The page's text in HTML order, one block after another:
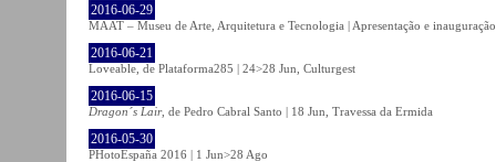
2016-06-29
MAAT – Museu de Arte, Arquitetura e Tecnologia | Apresentação e
2016-06-21
Loveable, de Plataforma285 | 24>28 Jun, Culturgest
2016-06-15
Dragon´s Lair, de Pedro Cabral Santo | 18 Jun, Travessa da Ermida
2016-05-30
PHotoEspaña 2016 | 1 Jun>28 Ago